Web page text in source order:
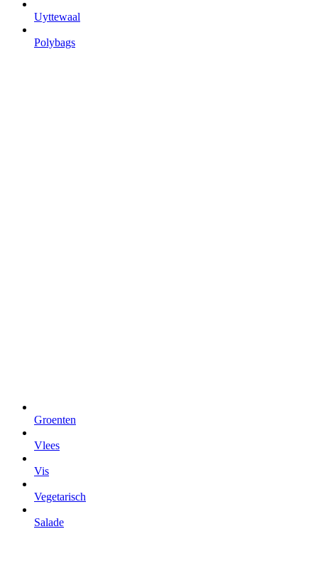
Uyttewaal
Polybags
Groenten
Vlees
Vis
Vegetarisch
Salade